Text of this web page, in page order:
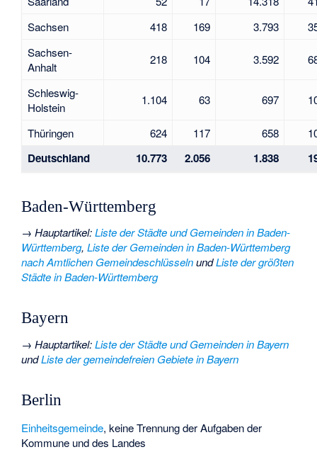
Sachsen
418 169 3.793
Sachsen-
Anhalt
218 104 3.592
Schleswig-
Holstein
1.104 63 697
Thüringen 624 117 658
Deutschland 10.773 2.056 1.838
Baden-Württemberg
→Hauptartikel:Liste der Städte und Gemeinden in Baden-
Württemberg,Liste der Gemeinden in Baden-Württemberg
nach Amtlichen GemeindeschlüsselnundListe der größten
Städte in Baden-Württemberg
Bayern
→Hauptartikel:Liste der Städte und Gemeinden in Bayern
undListe der gemeindefreien Gebiete in Bayern
Berlin
Einheitsgemeinde, keine Trennung der Aufgaben der
Kommune und des Landes